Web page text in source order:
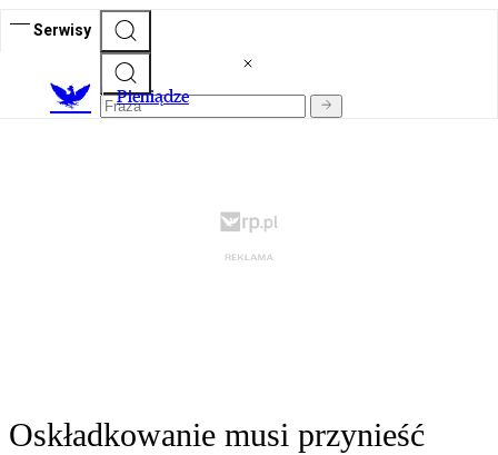
Serwisy
Pieniądze
Oskładkowanie musi przynieść